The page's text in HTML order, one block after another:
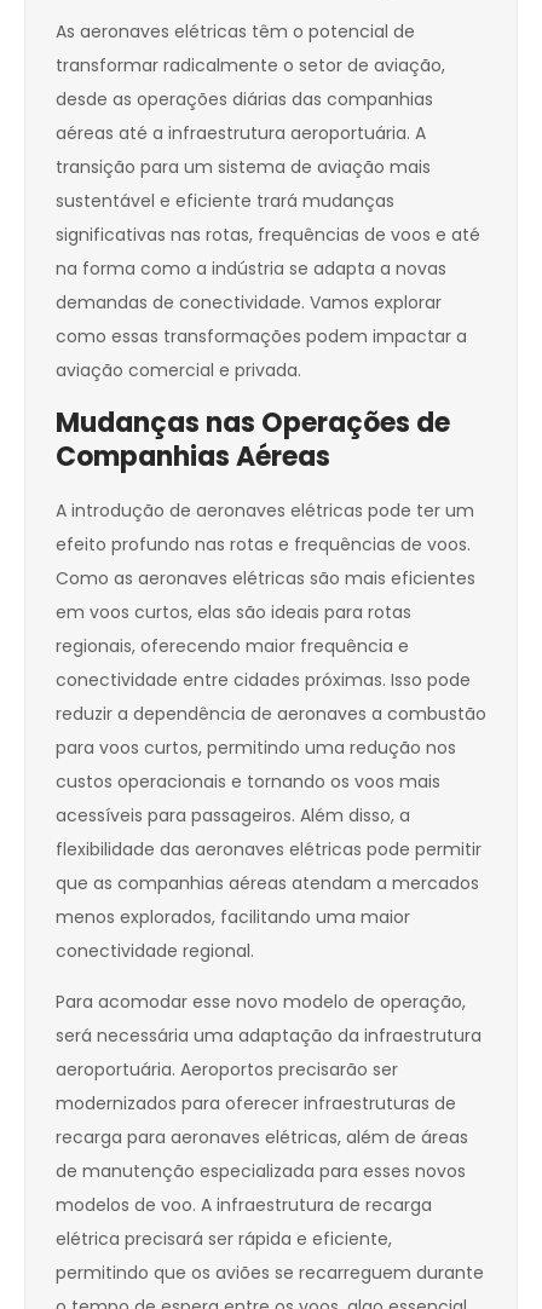
As aeronaves elétricas têm o potencial de
transformar radicalmente o setor de aviação,
desde as operações diárias das companhias
aéreas até a infraestrutura aeroportuária. A
transição para um sistema de aviação mais
sustentável e eficiente trará mudanças
significativas nas rotas, frequências de voos e até
na forma como a indústria se adapta a novas
demandas de conectividade. Vamos explorar
como essas transformações podem impactar a
aviação comercial e privada.
Mudanças nas Operações de
Companhias Aéreas
A introdução de aeronaves elétricas pode ter um
efeito profundo nas rotas e frequências de voos.
Como as aeronaves elétricas são mais eficientes
em voos curtos, elas são ideais para rotas
regionais, oferecendo maior frequência e
conectividade entre cidades próximas. Isso pode
reduzir a dependência de aeronaves a combustão
para voos curtos, permitindo uma redução nos
custos operacionais e tornando os voos mais
acessíveis para passageiros. Além disso, a
flexibilidade das aeronaves elétricas pode permitir
que as companhias aéreas atendam a mercados
menos explorados, facilitando uma maior
conectividade regional.
Para acomodar esse novo modelo de operação,
será necessária uma adaptação da infraestrutura
aeroportuária. Aeroportos precisarão ser
modernizados para oferecer infraestruturas de
recarga para aeronaves elétricas, além de áreas
de manutenção especializada para esses novos
modelos de voo. A infraestrutura de recarga
elétrica precisará ser rápida e eficiente,
permitindo que os aviões se recarreguem durante